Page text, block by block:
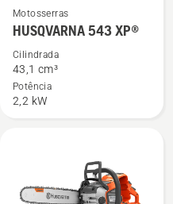
Ver
mais
sobre
HUSQVARNA
543
Motosserras
HUSQVARNA 543 XP®
Cilindrada
43,1 cm³
Potência
2,2 kW